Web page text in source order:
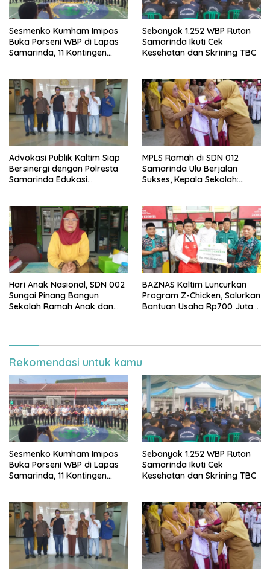
Sesmenko Kumham Imipas
Buka Porseni WBP di Lapas
Samarinda, 11 Kontingen
Sebanyak 1.252 WBP Rutan
Samarinda Ikuti Cek
Kesehatan dan Skrining TBC
Advokasi Publik Kaltim Siap
Bersinergi dengan Polresta
Samarinda Edukasi
MPLS Ramah di SDN 012
Samarinda Ulu Berjalan
Sukses, Kepala Sekolah:
Hari Anak Nasional, SDN 002
Sungai Pinang Bangun
Sekolah Ramah Anak dan
BAZNAS Kaltim Luncurkan
Program Z-Chicken, Salurkan
Bantuan Usaha Rp700 Juta
Rekomendasi untuk kamu
Sesmenko Kumham Imipas
Buka Porseni WBP di Lapas
Samarinda, 11 Kontingen
Sebanyak 1.252 WBP Rutan
Samarinda Ikuti Cek
Kesehatan dan Skrining TBC